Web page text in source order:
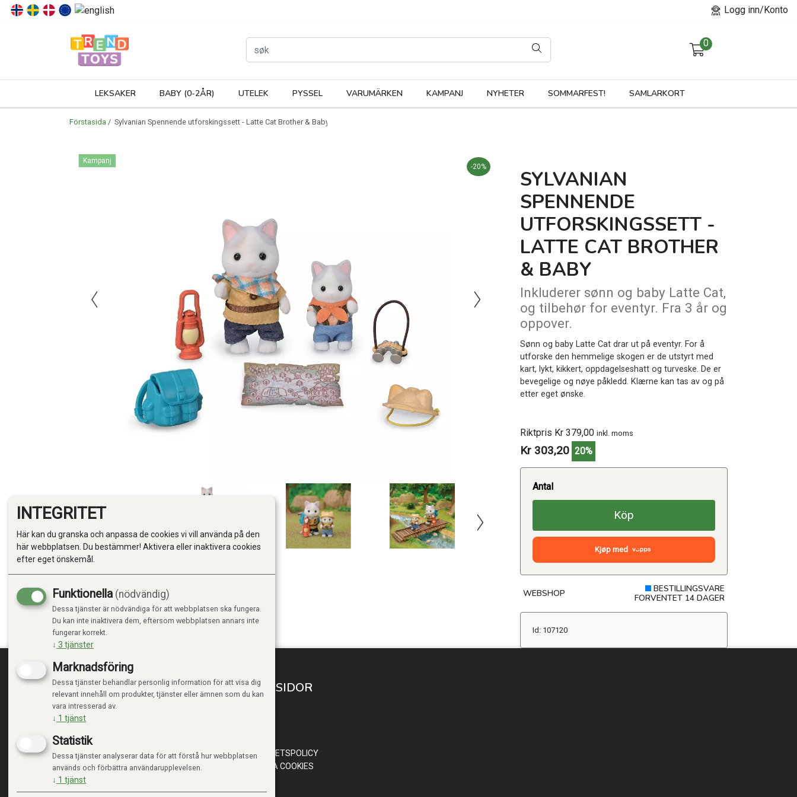
Logg inn/Konto
0
LEKSAKER BABY (0-2ÅR) UTELEK PYSSEL VARUMÄRKEN KAMPANJ NYHETER SOMMARFEST! SAMLARKORT
Förstasida / Sylvanian Spennende utforskingssett - Latte Cat Brother & Baby
Kampanj
-20%
SYLVANIAN
SPENNENDE
UTFORSKINGSSETT -
LATTE CAT BROTHER
& BABY
Inkluderer sønn og baby Latte Cat,
og tilbehør for eventyr. Fra 3 år og
oppover.
Sønn og baby Latte Cat drar ut på eventyr. For å
utforske den hemmelige skogen er de utstyrt med
kart, lykt, kikkert, oppdagelseshatt og turveske. De er
bevegelige og nøye påkledd. Klærne kan tas av og på
etter eget ønske.
Riktpris Kr 379,00 inkl. moms
Kr 303,20 20%
Antal
Köp
Kjøp med
WEBSHOP
BESTILLINGSVARE
FORVENTET 14 DAGER
Id: 107120
TRENDTOYS.SE
OM TRENDTOYS
MINA SIDOR
INTEGRITETSPOLICY
HANTERA COOKIES
INTEGRITET
Här kan du granska och anpassa de cookies vi vill använda på den
här webbplatsen. Du bestämmer! Aktivera eller inaktivera cookies
efter eget önskemål.
Funktionella (nödvändig)
Dessa tjänster är nödvändiga för att webbplatsen ska fungera.
Du kan inte inaktivera dem, eftersom webbplatsen annars inte
fungerar korrekt.
↓ 3 tjänster
Marknadsföring
Dessa tjänster behandlar personlig information för att visa dig
relevant innehåll om produkter, tjänster eller ämnen som du kan
vara intresserad av.
↓ 1 tjänst
Statistik
Dessa tjänster analyserar data för att förstå hur webbplatsen
används och förbättra användarupplevelsen.
↓ 1 tjänst